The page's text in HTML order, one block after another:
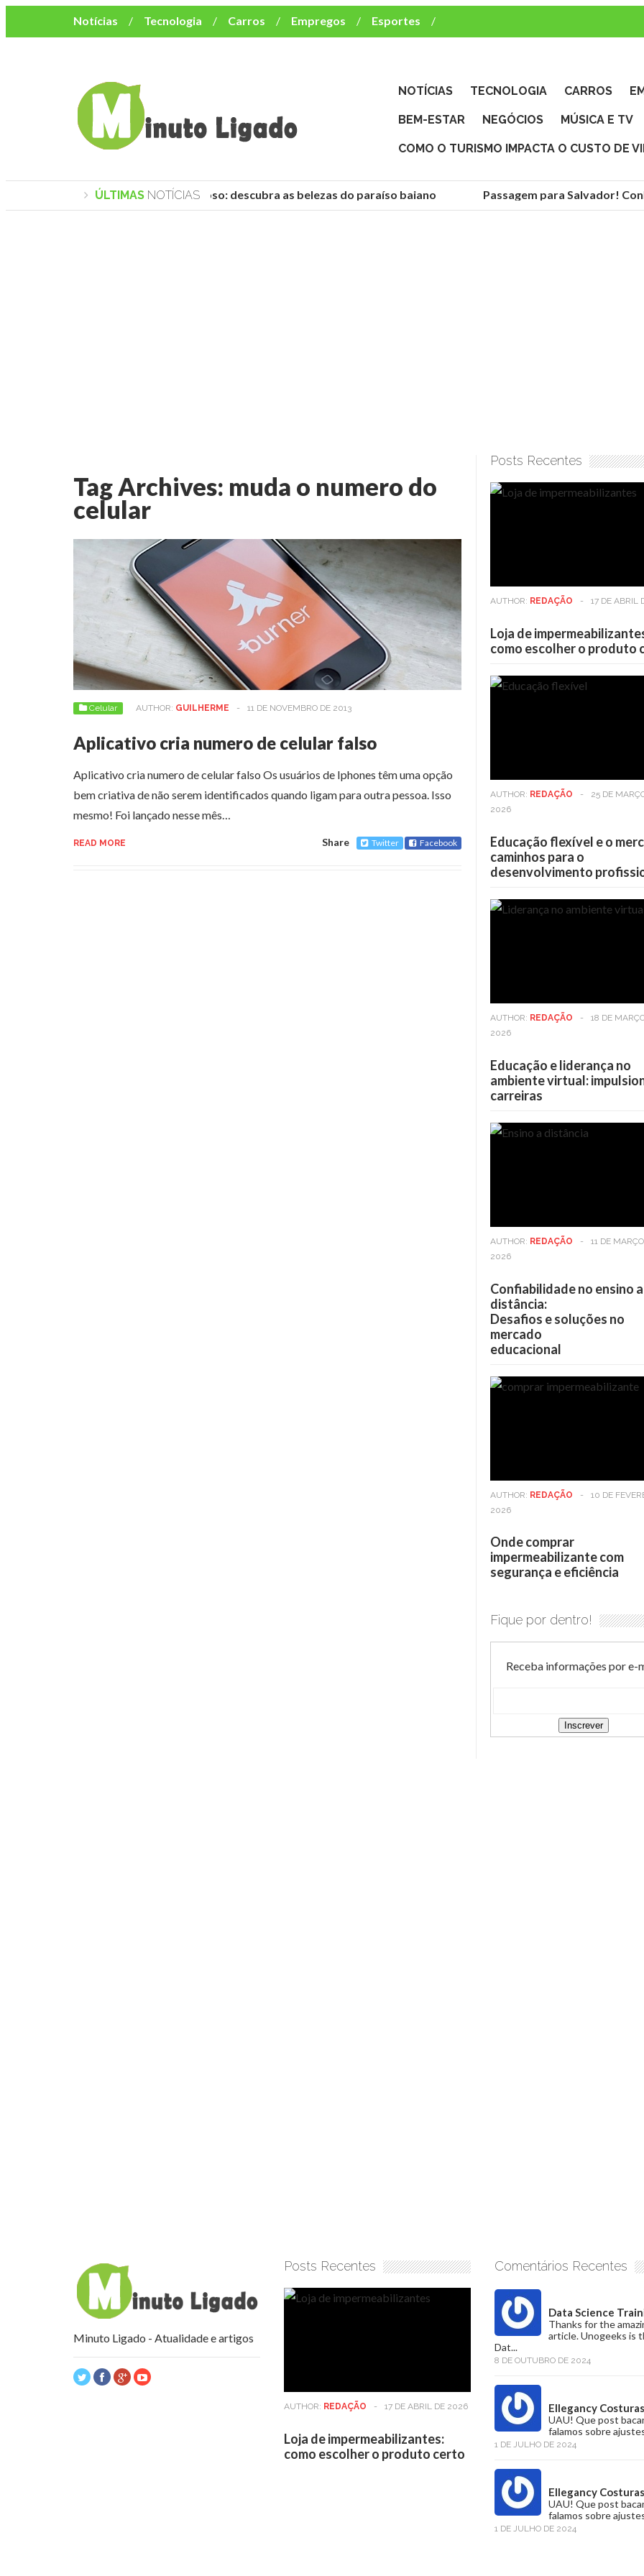
Notícias Tecnologia Carros Empregos
Esportes
Mulher
Bem-Estar Negócios
Música e TV
NOTÍCIAS TECNOLOGIA CARROS
BEM-ESTAR NEGÓCIOS MÚSICA E TV
COMO O TURISMO IMPACTA O CUSTO DE
ÚLTIMAS NOTÍCIAS
Praias de Trancoso: descubra as belezas do paraíso baiano Passagem para Salvador!
Tag Archives: muda o numero do
celular
Celular AUTHOR: GUILHERME - 11 DE NOVEMBRO DE 2013
Aplicativo cria numero de celular falso
Aplicativo cria numero de celular falso Os usuários de Iphones têm uma opção
bem criativa de não serem identificados quando ligam para outra pessoa. Isso
mesmo! Foi lançado nesse mês…
READ MORE Share Twitter Facebook
Posts Recentes
AUTHOR: REDAÇÃO - 17 DE ABRIL
Loja de
como escolher o produto
AUTHOR: REDAÇÃO -
25 DE
2026
Educação flexível e o
caminhos para o
desenvolvimento
AUTHOR: REDAÇÃO -
18 DE
2026
Educação e liderança no
ambiente virtual:
carreiras
AUTHOR: REDAÇÃO -
11 DE
2026
Confiabilidade no ensino a
distância:
Desafios e soluções no
mercado
educacional
AUTHOR: REDAÇÃO -
10 DE
2026
Onde comprar
impermeabilizante com
segurança e eficiência
Fique por dentro!
Receba informações por e-
Minuto Ligado - Atualidade e artigos
Posts Recentes
AUTHOR: REDAÇÃO - 17 DE ABRIL DE 2026
Loja de impermeabilizantes:
como escolher o produto certo
Comentários Recentes
Data Science
Thanks for the
article. Unogeeks is
Dat...
8 DE OUTUBRO DE 2024
Ellegancy Costuras
UAU! Que post
falamos sobre
1 DE JULHO DE 2024
Ellegancy Costuras
UAU! Que post
falamos sobre
1 DE JULHO DE 2024